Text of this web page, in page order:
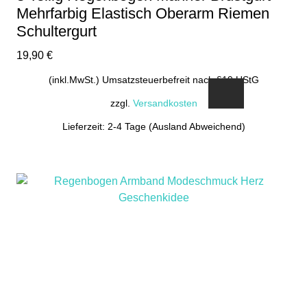
Mehrfarbig Elastisch Oberarm Riemen
Schultergurt
19,90 €
(inkl.MwSt.) Umsatzsteuerbefreit nach §19 UStG
zzgl. Versandkosten
Lieferzeit: 2-4 Tage (Ausland Abweichend)